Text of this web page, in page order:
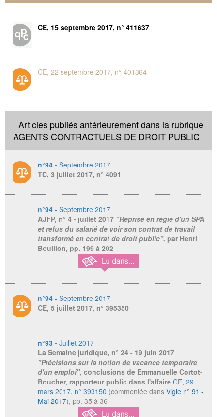
CE, 15 septembre 2017, n° 411637
CE, 22 septembre 2017, n° 401364
Articles publiés antérieurement dans la rubrique
AGENTS CONTRACTUELS DE DROIT PUBLIC
n°94 - Septembre 2017
TC, 3 juillet 2017, n° 4091
n°94 - Septembre 2017
AJFP, n° 4 - juillet 2017 "Reprise en régie d'un SPA
et refus du salarié de voir son contrat de travail
transformé en contrat de droit public", par Henri
Bouillon, pp. 199 à 202
n°94 - Septembre 2017
CE, 5 juillet 2017, n° 395350
n°93 - Juillet 2017
La Semaine juridique, n° 24 - 19 juin 2017
"Précisions sur la notion de vacance temporaire
d'un emploi", conclusions de Emmanuelle Cortot-
Boucher, rapporteur public dans l'affaire CE, 29
mars 2017, n° 393150 (commentée dans Vigie n° 91 -
Mai 2017), pp. 35 à 36